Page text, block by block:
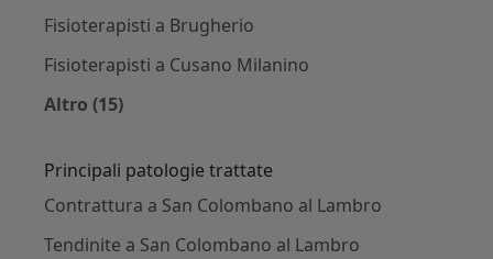
Fisioterapisti a Brugherio
Fisioterapisti a Cusano Milanino
Altro (15)
Principali patologie trattate
Contrattura a San Colombano al Lambro
Tendinite a San Colombano al Lambro